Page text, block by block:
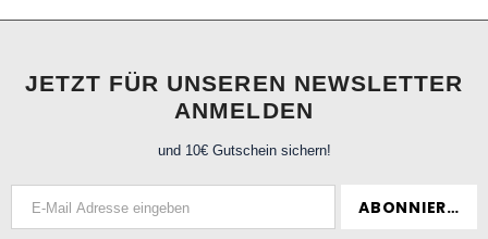
JETZT FÜR UNSEREN NEWSLETTER
ANMELDEN
und 10€ Gutschein sichern!